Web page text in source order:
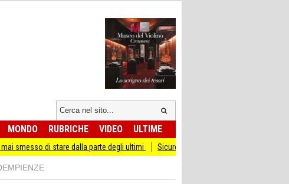
MONDO RUBRICHE VIDEO ULTIME
stare dalla parte degli ultimi Sicurezza I Giovani Democratici ribattono ai Giovani di